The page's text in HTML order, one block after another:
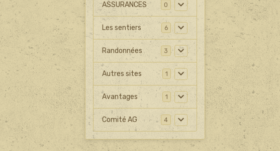
ASSURANCES 0
Les sentiers 6
Randonnées 3
Autres sites 1
Avantages 1
Comité AG 4